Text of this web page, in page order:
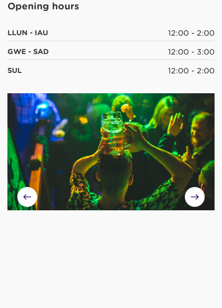
Opening hours
LLUN - IAU 12:00 - 2:00
GWE - SAD 12:00 - 3:00
SUL 12:00 - 2:00